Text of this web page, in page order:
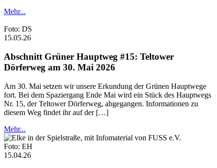
Mehr...
Foto: DS
15.05.26
Abschnitt Grüner Hauptweg #15: Teltower
Dörferweg am 30. Mai 2026
Am 30. Mai setzen wir unsere Erkundung der Grünen Hauptwege
fort. Bei dem Spaziergang Ende Mai wird ein Stück des Hauptwegs
Nr. 15, der Teltower Dörferweg, abgegangen. Informationen zu
diesem Weg findet ihr auf der […]
Mehr...
Foto: EH
15.04.26